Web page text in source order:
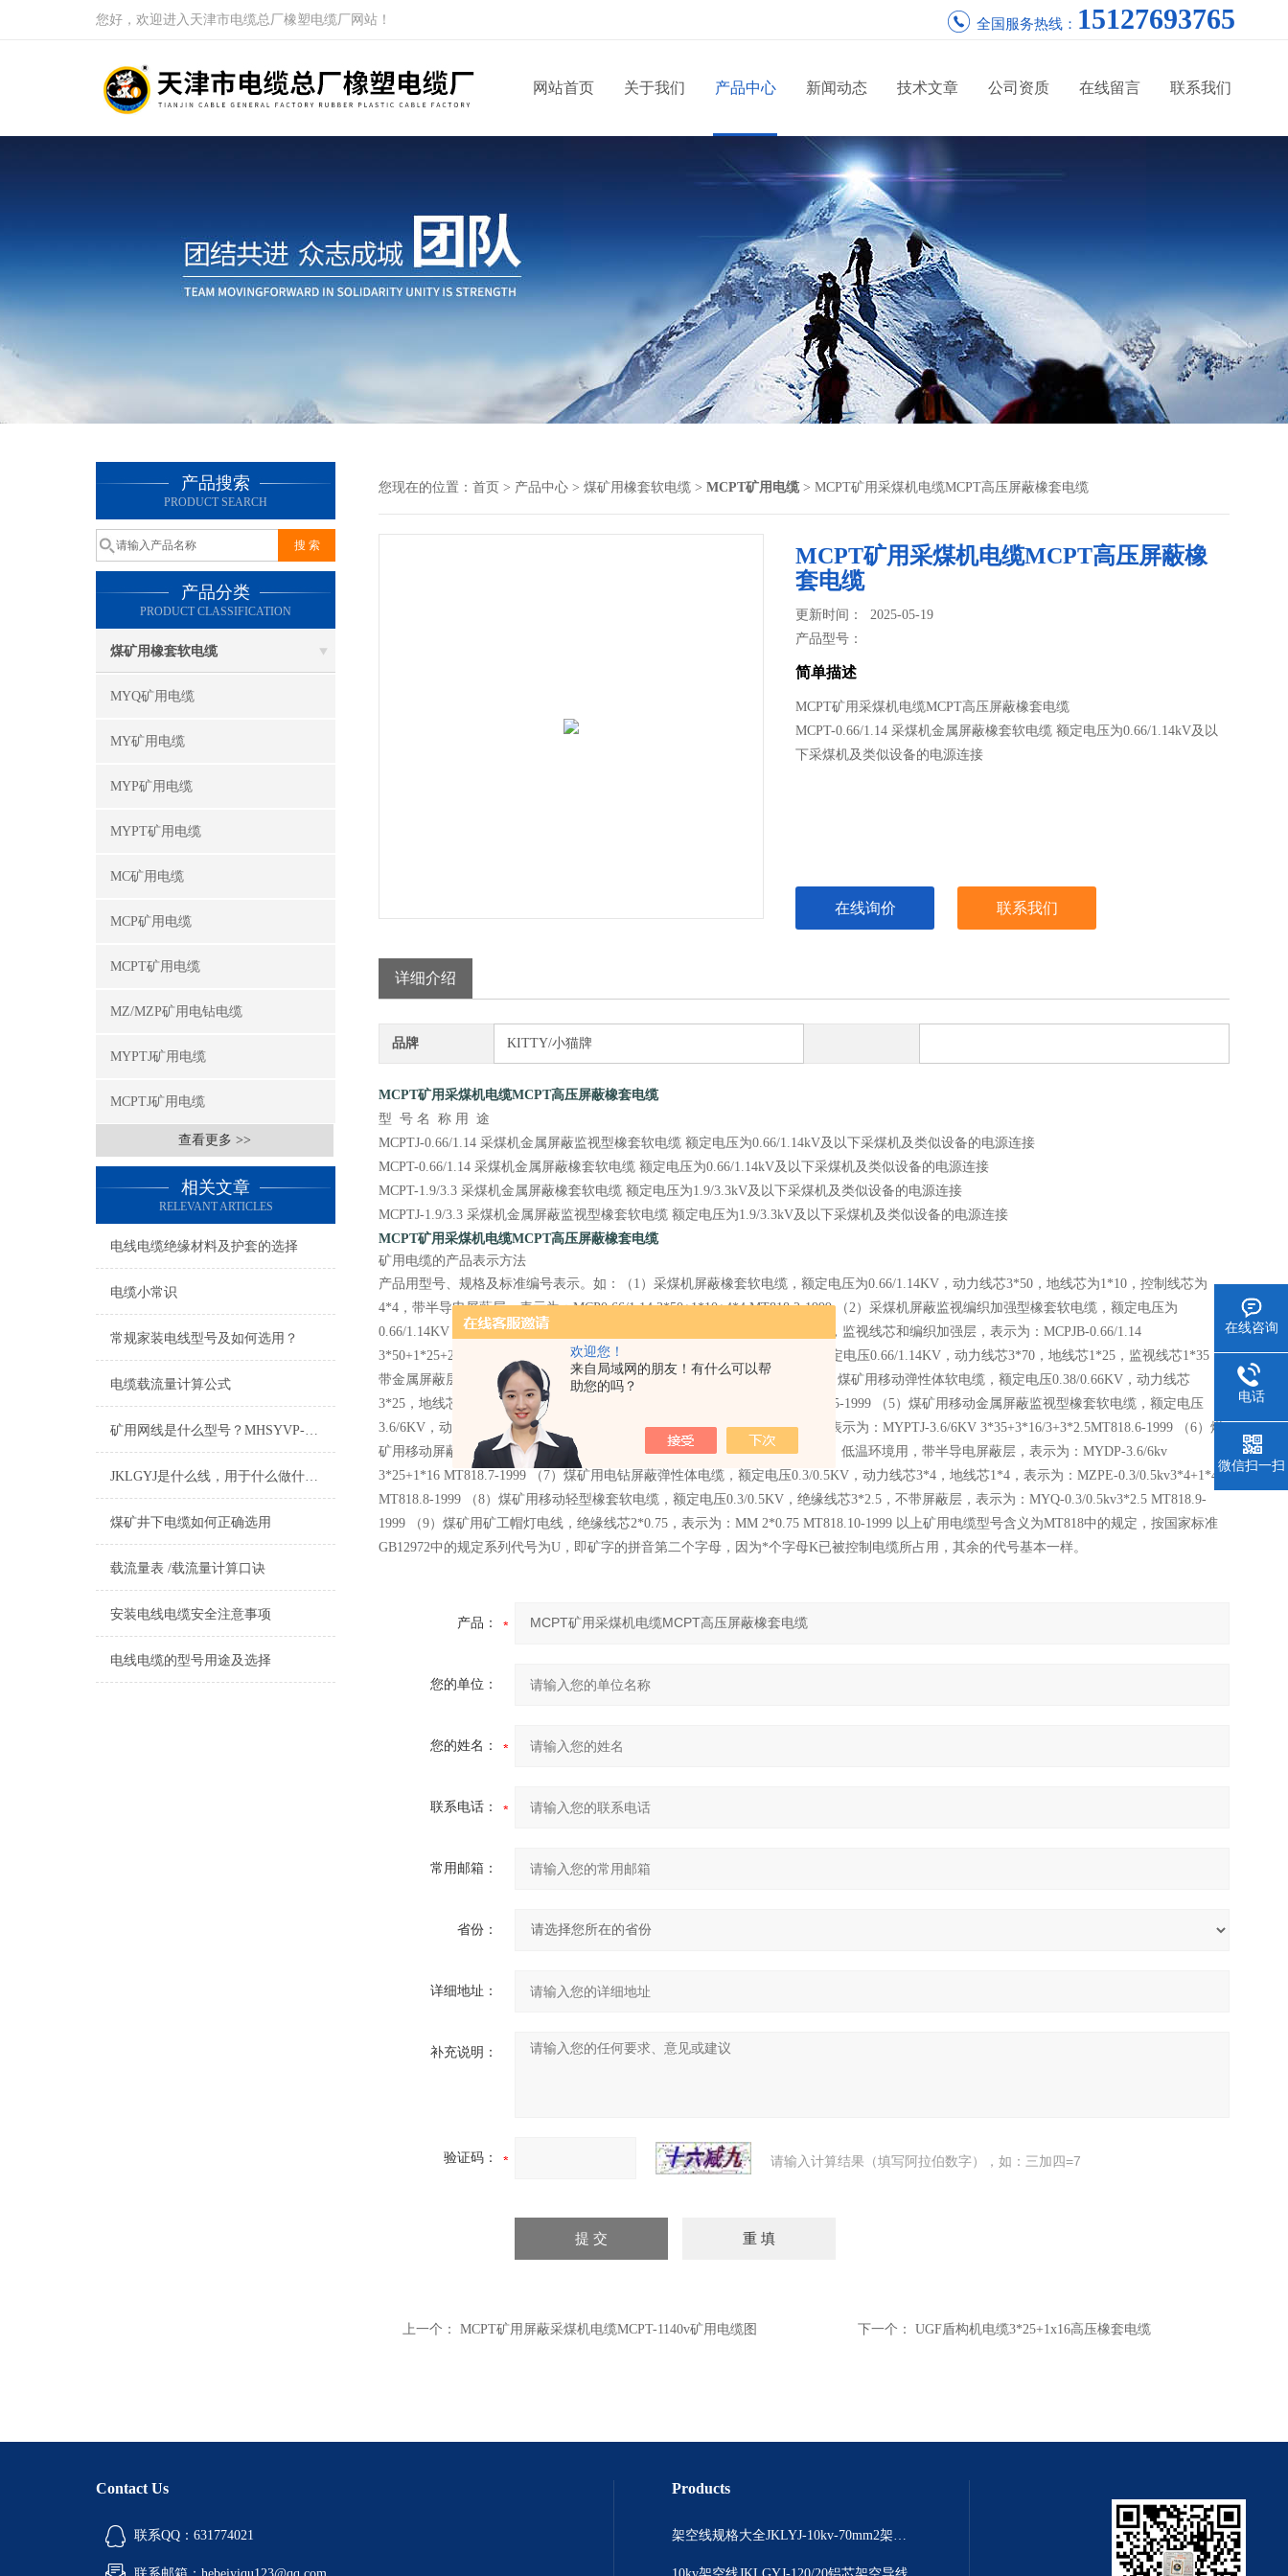
欢迎您！
来自局域网的朋友！有什么可以帮
助您的吗？
您好，欢迎进入天津市电缆总厂橡塑电缆厂网站！ 全国服务热线： 15127693765
网站首页 关于我们 产品中心 新闻动态 技术文章 公司资质 在线留言 联系我们
产品搜索
PRODUCT SEARCH
产品分类
PRODUCT CLASSIFICATION
煤矿用橡套软电缆
MYQ矿用电缆
MY矿用电缆
MYP矿用电缆
MYPT矿用电缆
MC矿用电缆
MCP矿用电缆
MCPT矿用电缆
MZ/MZP矿用电钻电缆
MYPTJ矿用电缆
MCPTJ矿用电缆
查看更多 >>
相关文章
RELEVANT ARTICLES
电线电缆绝缘材料及护套的选择
电缆小常识
常规家装电线型号及如何选用？
电缆载流量计算公式
矿用网线是什么型号？MHSYVP-5矿用网线型号
JKLGYJ是什么线，用于什么做什么的
煤矿井下电缆如何正确选用
载流量表 /载流量计算口诀
安装电线电缆安全注意事项
电线电缆的型号用途及选择
您现在的位置： 首页 > 产品中心 > 煤矿用橡套软电缆 > MCPT矿用电缆> MCPT矿用采煤机电缆MCPT高压屏蔽橡套电缆
MCPT矿用采煤机电缆MCPT高压屏蔽橡
套电缆
更新时间： 2025-05-19
产品型号：
简单描述
MCPT矿用采煤机电缆MCPT高压屏蔽橡套电缆
MCPT-0.66/1.14 采煤机金属屏蔽橡套软电缆 额定电压为0.66/1.14kV及以
下采煤机及类似设备的电源连接
在线询价 联系我们
详细介绍
品牌 KITTY/小猫牌
MCPT矿用采煤机电缆MCPT高压屏蔽橡套电缆
型 号 名 称 用 途
MCPTJ-0.66/1.14 采煤机金属屏蔽监视型橡套软电缆 额定电压为0.66/1.14kV及以下采煤机及类似设备的电源连接
MCPT-0.66/1.14 采煤机金属屏蔽橡套软电缆 额定电压为0.66/1.14kV及以下采煤机及类似设备的电源连接
MCPT-1.9/3.3 采煤机金属屏蔽橡套软电缆 额定电压为1.9/3.3kV及以下采煤机及类似设备的电源连接
MCPTJ-1.9/3.3 采煤机金属屏蔽监视型橡套软电缆 额定电压为1.9/3.3kV及以下采煤机及类似设备的电源连接
MCPT矿用采煤机电缆MCPT高压屏蔽橡套电缆
矿用电缆的产品表示方法
产品用型号、规格及标准编号表示。如：（1）采煤机屏蔽橡套软电缆，额定电压为0.66/1.14KV，动力线芯3*50，地线芯为1*10，控制线芯为
4*4，带半导电屏蔽层，表示为：MCP0.66/1.14 3*50+1*10+4*4 MT818.2-1999 （2）采煤机屏蔽监视编织加强型橡套软电缆，额定电压为
0.66/1.14KV，动力线芯3*50，地线芯1*25，控制线芯2*2.5，带半导电屏蔽层，监视线芯和编织加强层，表示为：MCPJB-0.66/1.14
3*50+1*25+2*2.5 MT818.3-1999 （3）采煤机金属屏蔽监视型橡套软电缆，额定电压0.66/1.14KV，动力线芯3*70，地线芯1*25，监视线芯1*35，
带金属屏蔽层，表示为MCPTJ-0.66/1.14 3*70+1*35+1*35 MT 818.4-1999 （4）煤矿用移动弹性体软电缆，额定电压0.38/0.66KV，动力线芯
3*25，地线芯1*16，不带屏蔽层，表示为：MYE-0.38/0.66 3*25+1*16 MT818.5-1999 （5）煤矿用移动金属屏蔽监视型橡套软电缆，额定电压
3.6/6KV，动力线芯3*35，地线芯3*16/3，监视线芯3*2.5，带半导电屏蔽层，表示为：MYPTJ-3.6/6KV 3*35+3*16/3+3*2.5MT818.6-1999 （6）煤
矿用移动屏蔽橡套软电缆，额定电压为3.6/6KV，动力线芯3*25，地线芯1*16，低温环境用，带半导电屏蔽层，表示为：MYDP-3.6/6kv
3*25+1*16 MT818.7-1999
（7）煤矿用电钻屏蔽弹性体电缆，额定电压0.3/0.5KV，动力线芯3*4，地线芯1*4，表示为：MZPE-0.3/0.5kv3*4+1*4
MT818.8-1999 （8）煤矿用移动轻型橡套软电缆，额定电压0.3/0.5KV，绝缘线芯3*2.5，不带屏蔽层，表示为：MYQ-0.3/0.5kv3*2.5 MT818.9-
1999 （9）煤矿用矿工帽灯电线，绝缘线芯2*0.75，表示为：MM 2*0.75 MT818.10-1999 以上矿用电缆型号含义为MT818中的规定，按国家标准
GB12972中的规定系列代号为U，即矿字的拼音第二个字母，因为*个字母K已被控制电缆所占用，其余的代号基本一样。
产品：
您的单位：
您的姓名：
联系电话：
常用邮箱：
省份：
详细地址：
补充说明：
验证码： 请输入计算结果（填写阿拉伯数字），如：三加四=7
上一个： MCPT矿用屏蔽采煤机电缆MCPT-1140v矿用电缆图 下一个： UGF盾构机电缆3*25+1x16高压橡套电缆
Contact Us
联系QQ：631774021
Products
架空线规格大全JKLYJ-10kv-70mm2架空铝芯导线
在线咨询
电话
微信扫一扫